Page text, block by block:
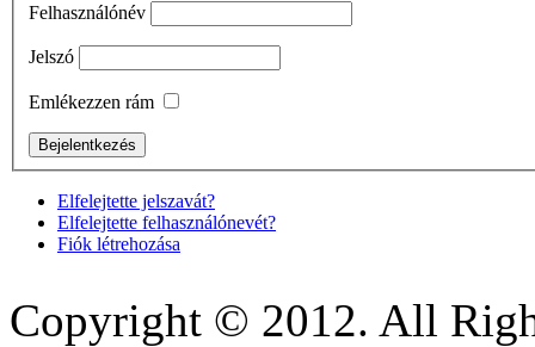
Felhasználónév
Jelszó
Emlékezzen rám
Elfelejtette jelszavát?
Elfelejtette felhasználónevét?
Fiók létrehozása
Copyright © 2012. All